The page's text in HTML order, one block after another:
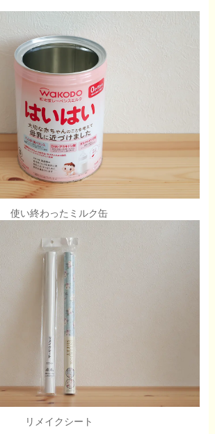
使い終わったミルク缶
リメイクシート